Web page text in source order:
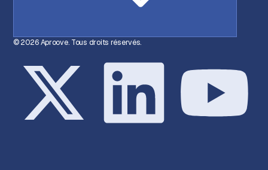
© 2026 Aproove. Tous droits réservés.